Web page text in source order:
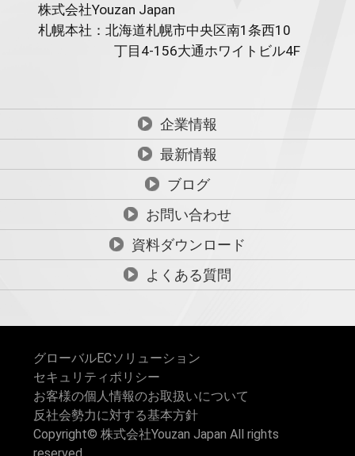
株式会社Youzan Japan
札幌本社：北海道札幌市中央区南1条西10
丁目4-156大通ホワイトビル4F
企業情報
最新情報
ブログ
お問い合わせ
資料ダウンロード
よくある質問
グローバルECソリューション
セキュリティポリシー
お客様の個人情報のお取扱いについて
反社会勢力に対する基本方針
Copyright© 株式会社Youzan Japan All rights
reserved.